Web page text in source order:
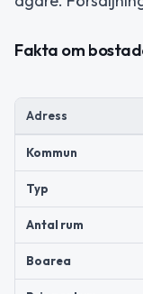
Fakta om
Adress
Kommun
Typ
Antal rum
Boarea